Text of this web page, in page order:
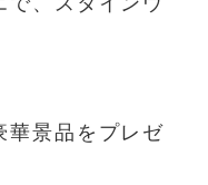
華景品をプレゼ